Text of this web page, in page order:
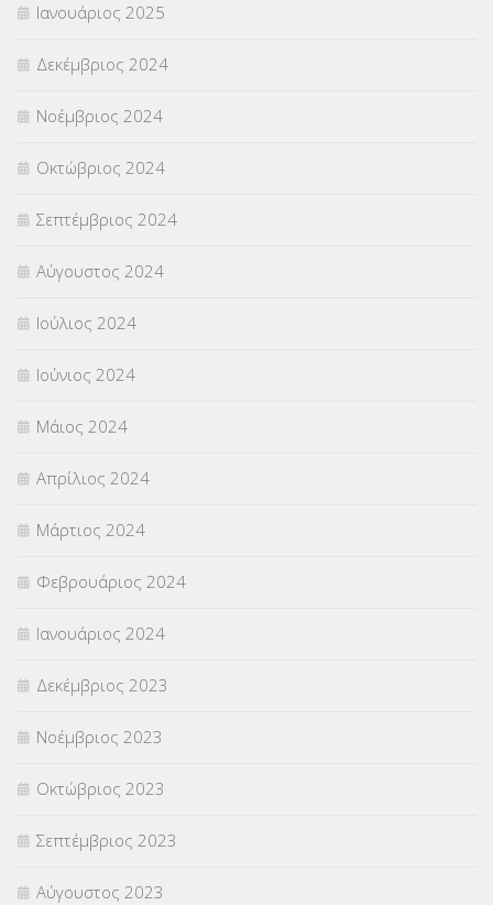
Ιανουάριος 2025
Δεκέμβριος 2024
Νοέμβριος 2024
Οκτώβριος 2024
Σεπτέμβριος 2024
Αύγουστος 2024
Ιούλιος 2024
Ιούνιος 2024
Μάιος 2024
Απρίλιος 2024
Μάρτιος 2024
Φεβρουάριος 2024
Ιανουάριος 2024
Δεκέμβριος 2023
Νοέμβριος 2023
Οκτώβριος 2023
Σεπτέμβριος 2023
Αύγουστος 2023